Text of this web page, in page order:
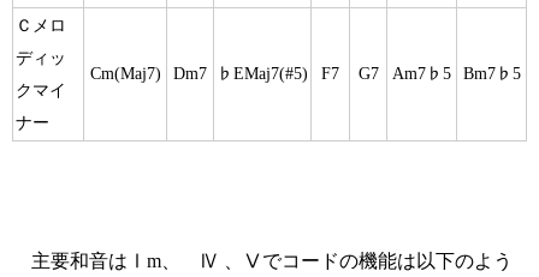
Ｃメロ
ディッ
クマイ
ナー
Cm(Maj7) Dm7 ♭EMaj7(#5) F7 G7 Am7♭5 Bm7♭5
主要和音はⅠm、 Ⅳ 、Ⅴでコードの機能は以下のよう